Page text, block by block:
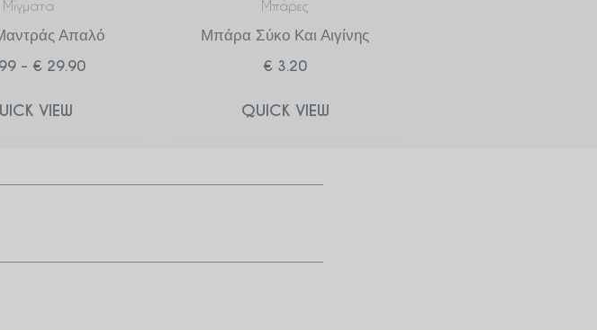
Μίγματα
Απαλό
– €29.90
VIEW
Μπάρες
Μπάρα Σύκο Και Αιγίνης
€ 3.20
QUICK VIEW